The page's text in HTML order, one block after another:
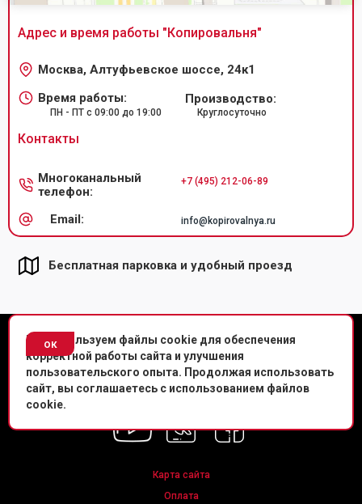
Адрес и время работы "Копировальня"
Москва, Алтуфьевское шоссе, 24к1
Время работы:
ПН - ПТ с 09:00 до 19:00
Производство:
Круглосуточно
Контакты
Многоканальный
телефон:
+7 (495) 212-06-89
Email: info@kopirovalnya.ru
Бесплатная парковка и удобный проезд
ок
Мы используем файлы cookie для обеспечения
корректной работы сайта и улучшения
пользовательского опыта. Продолжая использовать
сайт, вы соглашаетесь с использованием файлов
cookie.
© Копировальный центр «Копировальня» 2013-2020 г.
Политика конфиденциальности
Мы в соц. сетях
Карта сайта
Оплата